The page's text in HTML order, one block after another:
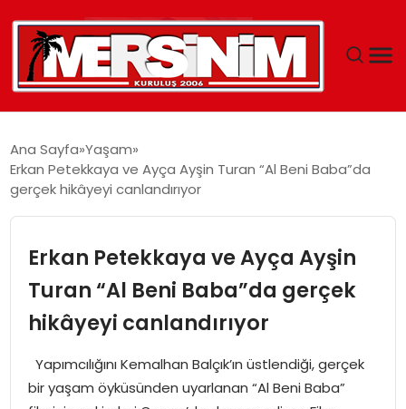
YAŞAM
EĞITIM
SPOR
Ana Sayfa Yaşam
Erkan Petekkaya ve Ayça Ayşin Turan “Al Beni Baba”da
gerçek hikâyeyi canlandırıyor
Erkan Petekkaya ve Ayça Ayşin
Turan “Al Beni Baba”da gerçek
hikâyeyi canlandırıyor
Yapımcılığını Kemalhan Balçık’ın üstlendiği, gerçek
bir yaşam öyküsünden uyarlanan “Al Beni Baba”